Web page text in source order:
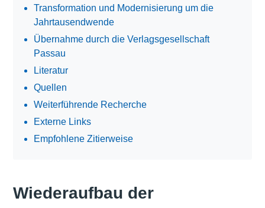
Transformation und Modernisierung um die
Jahrtausendwende
Übernahme durch die Verlagsgesellschaft
Passau
Literatur
Quellen
Weiterführende Recherche
Externe Links
Empfohlene Zitierweise
Wiederaufbau der